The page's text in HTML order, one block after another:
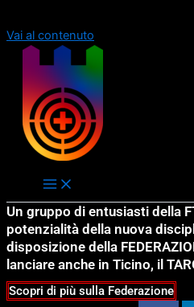
Vai al contenuto
Un gruppo di entusiasti della
potenzialità della nuova
disposizione della
lanciare anche in Ticino, il
Scopri di più sulla Federazione